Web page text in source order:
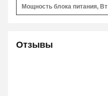
Мощность блока питания, Вт
Отзывы